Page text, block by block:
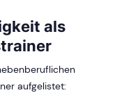
als
aufgelistet: